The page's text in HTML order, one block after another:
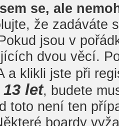
se, ale
že zadáváte
jsou v
dvou věcí.
a klikli jste při
let, budete
toto není ten
boardy